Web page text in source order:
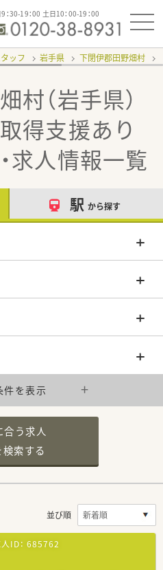
：30-19：00 土日10：00-19：00
ッフ 岩手県 下閉伊郡田野畑村
（岩手県）
得支援あり
求人情報一覧
駅 から探す
件を表示
合う求人
検索する
並び順
ID： 685762